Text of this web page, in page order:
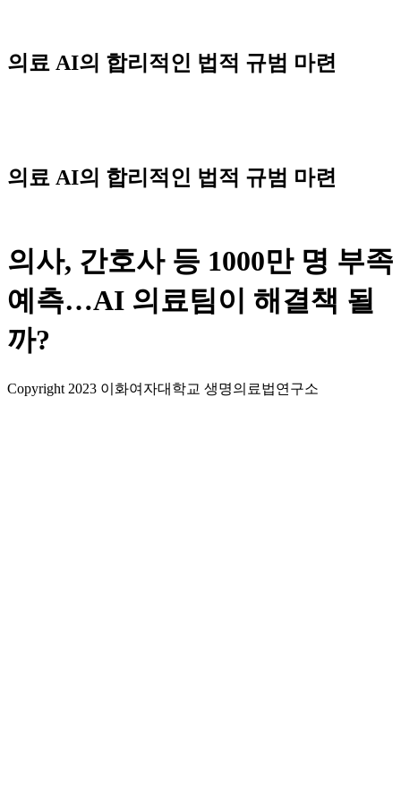
content
의료 AI의 합리적인 법적 규범 마련
의료 AI의 합리적인 법적 규범 마련
의사, 간호사 등 1000만 명 부족
예측…AI 의료팀이 해결책 될
까?
Copyright 2023 이화여자대학교 생명의료법연구소